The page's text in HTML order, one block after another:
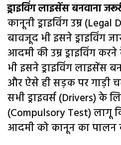
ड्राइविंग लाइसेंस बनवाना
कानूनी ड्राइविंग उम्र
बावजूद भी इसने ड्राइविंग
आदमी की उम्र ड्राइविंग
भी इसने ड्राइविंग लाइसेंस
और ऐसे ही सड़क पर गाड़ी
सभी ड्राइवर्स (Drivers) के
(Compulsory Test) लागू
आदमी को कानून का पालन